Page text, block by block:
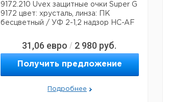
9172.210 Uvex защитные очки Super G
9172 цвет: хрусталь, линза: ПК
бесцветный / УФ 2-1,2 надзор HC-AF
31,06 евро / 2 980 руб.
Получить предложение
Подробнее